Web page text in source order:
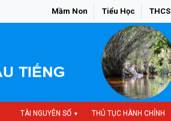
Mầm Non Tiểu Học THCS
TÀI NGUYÊN SỐ ▼ THỦ TỤC HÀNH CHÍNH